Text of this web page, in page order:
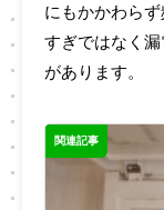
にもかかわら
すぎではなく
があります。
関連記事